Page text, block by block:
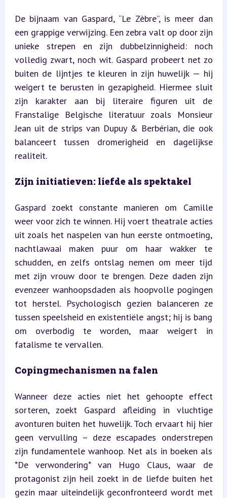
De bijnaam van Gaspard, “Le Zèbre”, is meer dan
een grappige verwijzing. Een zebra valt op door zijn
unieke strepen en zijn dubbelzinnigheid: noch
volledig zwart, noch wit. Gaspard probeert net zo
buiten de lijntjes te kleuren in zijn huwelijk — hij
weigert te berusten in gezapigheid. Hiermee sluit
zijn karakter aan bij literaire figuren uit de
Franstalige Belgische literatuur zoals Monsieur
Jean uit de strips van Dupuy & Berbérian, die ook
balanceert tussen dromerigheid en dagelijkse
realiteit.
Zijn initiatieven: liefde als spektakel
Gaspard zoekt constante manieren om Camille
weer voor zich te winnen. Hij voert theatrale acties
uit zoals het naspelen van hun eerste ontmoeting,
nachtlawaai maken puur om haar wakker te
schudden, en zelfs ontslag nemen om meer tijd
met zijn vrouw door te brengen. Deze daden zijn
evenzeer wanhoopsdaden als hoopvolle pogingen
tot herstel. Psychologisch gezien balanceren ze
tussen speelsheid en existentiële angst; hij is bang
om overbodig te worden, maar weigert in
fatalisme te vervallen.
Copingmechanismen na falen
Wanneer deze acties niet het gehoopte effect
sorteren, zoekt Gaspard afleiding in vluchtige
avonturen buiten het huwelijk. Toch ervaart hij hier
geen vervulling – deze escapades onderstrepen
zijn fundamentele wanhoop. Net als in boeken als
*De verwondering* van Hugo Claus, waar de
protagonist zijn heil zoekt in de liefde buiten het
gezin maar uiteindelijk geconfronteerd wordt met